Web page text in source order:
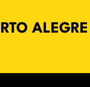
ALEGRE